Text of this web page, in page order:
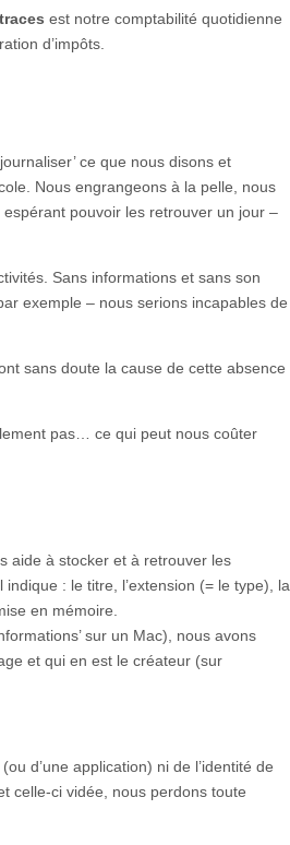
traces est notre comptabilité quotidienne
d’impôts.
ce que nous disons et
Nous engrangeons à la pelle, nous
pouvoir les retrouver un jour –
Sans informations et sans son
exemple – nous serions incapables de
sans doute la cause de cette absence
pas… ce qui peut nous coûter
aide à stocker et à retrouver les
: le titre, l’extension (= le type), la
en mémoire.
sur un Mac), nous avons
et qui en est le créateur (sur
d’une application) ni de l’identité de
celle-ci vidée, nous perdons toute